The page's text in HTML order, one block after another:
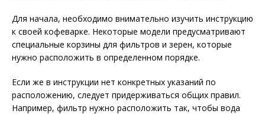
Для начала, необходимо внимательно изучить инструкцию
к своей кофеварке. Некоторые модели предусматривают
специальные корзины для фильтров и зерен, которые
нужно расположить в определенном порядке.
Если же в инструкции нет конкретных указаний по
расположению, следует придерживаться общих правил.
Например, фильтр нужно расположить так, чтобы вода